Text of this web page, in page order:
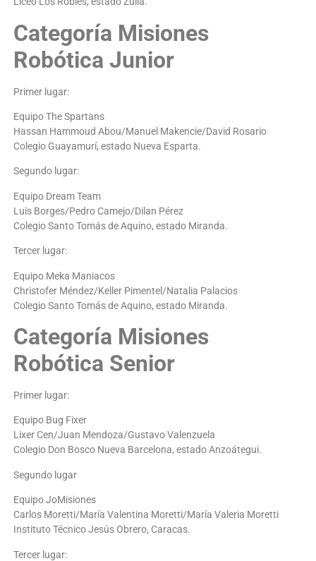
Categoría Misiones
Robótica Junior
Primer lugar:
Equipo The Spartans
Hassan Hammoud Abou/Manuel Makencie/David Rosario
Colegio Guayamurí, estado Nueva Esparta.
Segundo lugar:
Equipo Dream Team
Luis Borges/Pedro Camejo/Dilan Pérez
Colegio Santo Tomás de Aquino, estado Miranda.
Tercer lugar:
Equipo Meka Maniacos
Christofer Méndez/Keller Pimentel/Natalia Palacios
Colegio Santo Tomás de Aquino, estado Miranda.
Categoría Misiones
Robótica Senior
Primer lugar:
Equipo Bug Fixer
Lixer Cen/Juan Mendoza/Gustavo Valenzuela
Colegio Don Bosco Nueva Barcelona, estado Anzoátegui.
Segundo lugar
Equipo JoMisiones
Carlos Moretti/María Valentina Moretti/María Valeria Moretti
Instituto Técnico Jesús Obrero, Caracas.
Tercer lugar: